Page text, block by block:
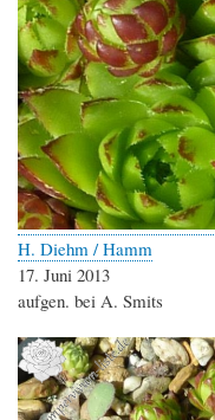
H. Diehm / Hamm
17. Juni 2013
aufgen. bei A. Smits